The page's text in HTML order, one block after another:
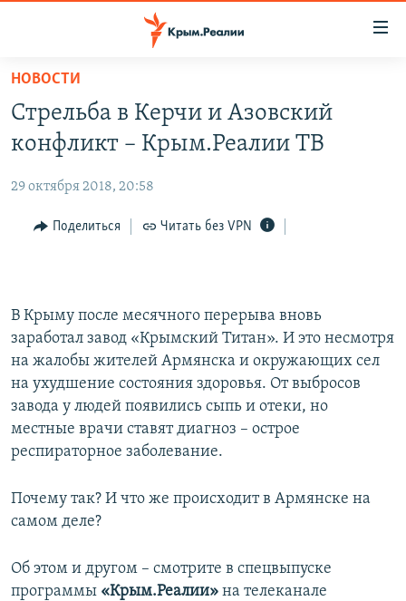
Вернуться
основному
содержанию
Вернутся
навигации
СПЕЦПРОЕКТЫ
КАРТА ВОЕННЫХ ОБЪЕКТОВ КРЫМА
11 ЛЕТ ОККУПАЦИИ КРЫМА. 11 ИСТОРИЙ СОПРОТИВЛЕНИЯ
ВОДА
ИСТОРИЯ
ЕЩЕ
ТЕЛЕПРОЕКТ КРЫМ.РЕАЛИИ
СОВЕТЫ ПРАВОЗАЩИТНИКОВ
ПРОПАВШИЕ БЕЗ ВЕСТИ
ПОБЕДИТЕЛЕЙ НЕ СУДЯТ?
КРЫМ.НЕПОКОРЕННЫЙ
УКРАИНСКАЯ ПРОБЛЕМА КРЫМА
Українською
НОВОСТИ
Стрельба в Керчи и Азовский
конфликт – Крым.Реалии ТВ
29 октября 2018, 20:58
Поделиться Читать без VPN
В Крыму после месячного перерыва вновь
заработал завод «Крымский Титан». И это несмотря
на жалобы жителей Армянска и окружающих сел
на ухудшение состояния здоровья. От выбросов
завода у людей появились сыпь и отеки, но
местные врачи ставят диагноз – острое
респираторное заболевание.
Почему так? И что же происходит в Армянске на
самом деле?
Об этом и другом – смотрите в спецвыпуске
программы «Крым.Реалии» на телеканале